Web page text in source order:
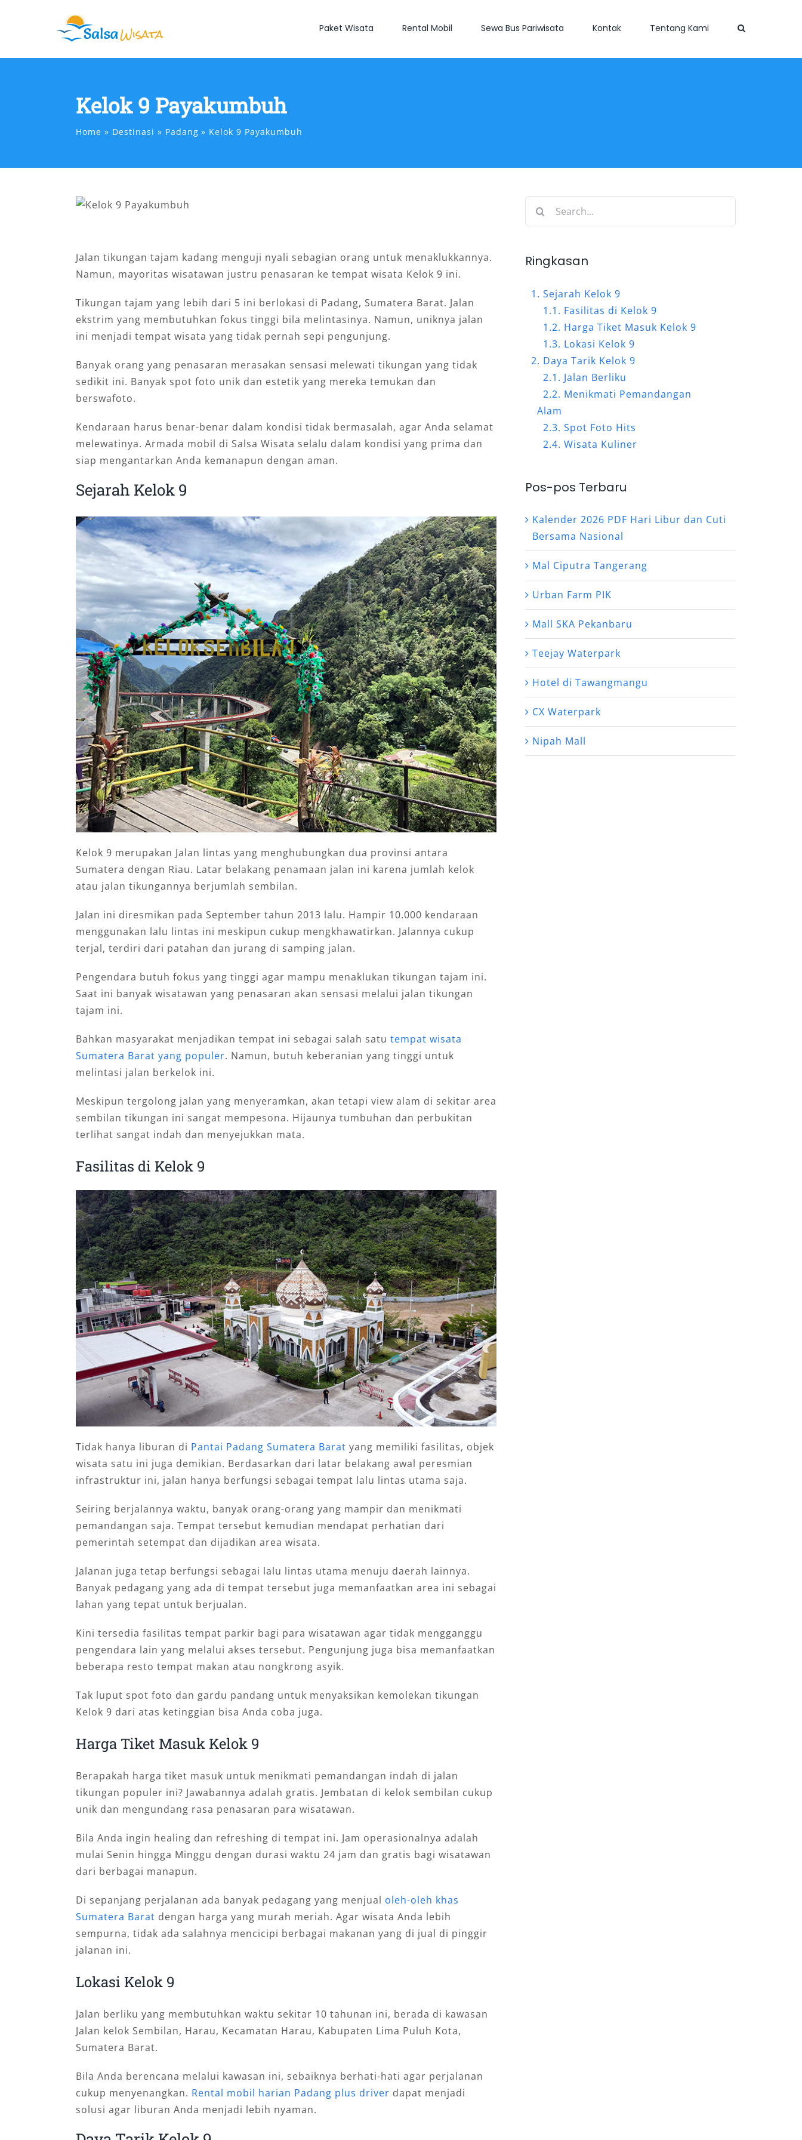
Paket Wisata Rental Mobil Sewa Bus Pariwisata Kontak Tentang Kami
Kelok 9 Payakumbuh
Home Destinasi Padang Kelok 9 Payakumbuh
Jalan tikungan tajam kadang menguji nyali sebagian orang untuk menaklukkannya.
Namun, mayoritas wisatawan justru penasaran ke tempat wisata Kelok 9 ini.
Tikungan tajam yang lebih dari 5 ini berlokasi di Padang, Sumatera Barat. Jalan
ekstrim yang membutuhkan fokus tinggi bila melintasinya. Namun, uniknya jalan
ini menjadi tempat wisata yang tidak pernah sepi pengunjung.
Banyak orang yang penasaran merasakan sensasi melewati tikungan yang tidak
sedikit ini. Banyak spot foto unik dan estetik yang mereka temukan dan
berswafoto.
Kendaraan harus benar-benar dalam kondisi tidak bermasalah, agar Anda selamat
melewatinya. Armada mobil di Salsa Wisata selalu dalam kondisi yang prima dan
siap mengantarkan Anda kemanapun dengan aman.
Sejarah Kelok 9
Kelok 9 merupakan Jalan lintas yang menghubungkan dua provinsi antara
Sumatera dengan Riau. Latar belakang penamaan jalan ini karena jumlah kelok
atau jalan tikungannya berjumlah sembilan.
Jalan ini diresmikan pada September tahun 2013 lalu. Hampir 10.000 kendaraan
menggunakan lalu lintas ini meskipun cukup mengkhawatirkan. Jalannya cukup
terjal, terdiri dari patahan dan jurang di samping jalan.
Pengendara butuh fokus yang tinggi agar mampu menaklukan tikungan tajam ini.
Saat ini banyak wisatawan yang penasaran akan sensasi melalui jalan tikungan
tajam ini.
Bahkan masyarakat menjadikan tempat ini sebagai salah satu tempat wisata
Sumatera Barat yang populer. Namun, butuh keberanian yang tinggi untuk
melintasi jalan berkelok ini.
Meskipun tergolong jalan yang menyeramkan, akan tetapi view alam di sekitar area
sembilan tikungan ini sangat mempesona. Hijaunya tumbuhan dan perbukitan
terlihat sangat indah dan menyejukkan mata.
Fasilitas di Kelok 9
Tidak hanya liburan di Pantai Padang Sumatera Barat yang memiliki fasilitas, objek
wisata satu ini juga demikian. Berdasarkan dari latar belakang awal peresmian
infrastruktur ini, jalan hanya berfungsi sebagai tempat lalu lintas utama saja.
Seiring berjalannya waktu, banyak orang-orang yang mampir dan menikmati
pemandangan saja. Tempat tersebut kemudian mendapat perhatian dari
pemerintah setempat dan dijadikan area wisata.
Jalanan juga tetap berfungsi sebagai lalu lintas utama menuju daerah lainnya.
Banyak pedagang yang ada di tempat tersebut juga memanfaatkan area ini sebagai
lahan yang tepat untuk berjualan.
Kini tersedia fasilitas tempat parkir bagi para wisatawan agar tidak mengganggu
pengendara lain yang melalui akses tersebut. Pengunjung juga bisa memanfaatkan
beberapa resto tempat makan atau nongkrong asyik.
Tak luput spot foto dan gardu pandang untuk menyaksikan kemolekan tikungan
Kelok 9 dari atas ketinggian bisa Anda coba juga.
Harga Tiket Masuk Kelok 9
Berapakah harga tiket masuk untuk menikmati pemandangan indah di jalan
tikungan populer ini? Jawabannya adalah gratis. Jembatan di kelok sembilan cukup
unik dan mengundang rasa penasaran para wisatawan.
Bila Anda ingin healing dan refreshing di tempat ini. Jam operasionalnya adalah
mulai Senin hingga Minggu dengan durasi waktu 24 jam dan gratis bagi wisatawan
dari berbagai manapun.
Di sepanjang perjalanan ada banyak pedagang yang menjual oleh-oleh khas
Sumatera Barat dengan harga yang murah meriah. Agar wisata Anda lebih
sempurna, tidak ada salahnya mencicipi berbagai makanan yang di jual di pinggir
jalanan ini.
Lokasi Kelok 9
Jalan berliku yang membutuhkan waktu sekitar 10 tahunan ini, berada di kawasan
Jalan kelok Sembilan, Harau, Kecamatan Harau, Kabupaten Lima Puluh Kota,
Sumatera Barat.
Bila Anda berencana melalui kawasan ini, sebaiknya berhati-hati agar perjalanan
cukup menyenangkan. Rental mobil harian Padang plus driver dapat menjadi
solusi agar liburan Anda menjadi lebih nyaman.
Search
Ringkasan
Sejarah Kelok 9
Fasilitas di Kelok 9
Harga Tiket Masuk Kelok 9
Lokasi Kelok 9
Daya Tarik Kelok 9
Jalan Berliku
Menikmati Pemandangan
Alam
Spot Foto Hits
Wisata Kuliner
Pos-pos Terbaru
Kalender 2026 PDF Hari Libur dan Cuti
Bersama Nasional
Mal Ciputra Tangerang
Urban Farm PIK
Mall SKA Pekanbaru
Teejay Waterpark
Hotel di Tawangmangu
CX Waterpark
Nipah Mall